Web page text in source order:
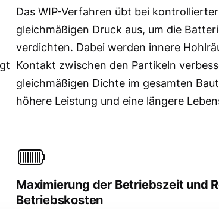
Das WIP-Verfahren übt bei
gleichmäßigen Druck aus, um die
verdichten. Dabei werden innere
Kontakt zwischen den Partikeln
gleichmäßigen Dichte im gesamten
höhere Leistung und eine längere
Maximierung der Betriebszeit und
Betriebskosten